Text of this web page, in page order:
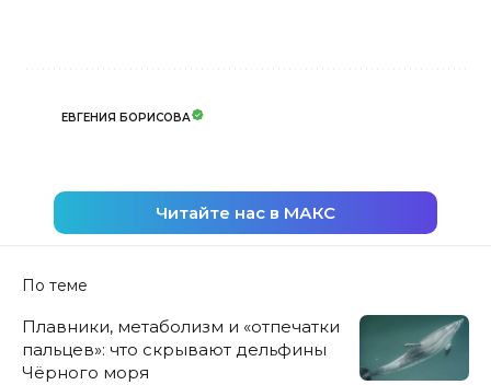
ЕВГЕНИЯ БОРИСОВА
Читайте нас в МАКС
По теме
Плавники, метаболизм и «отпечатки
пальцев»: что скрывают дельфины
Чёрного моря